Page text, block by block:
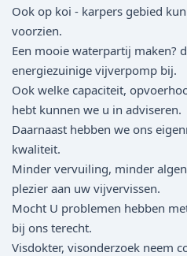
Ook op koi - karpers gebied
voorzien.
Een mooie waterpartij maken?
energiezuinige vijverpomp bij.
Ook welke capaciteit,
hebt kunnen we u in adviseren.
Daarnaast hebben we ons
kwaliteit.
Minder vervuiling, minder
plezier aan uw vijvervissen.
Mocht U problemen hebben
bij ons terecht.
Visdokter, visonderzoek neem